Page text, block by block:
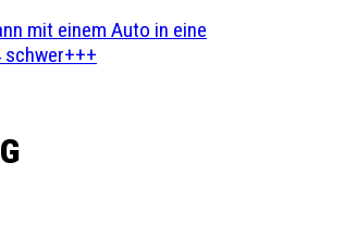
mit einem Auto in eine
schwer+++